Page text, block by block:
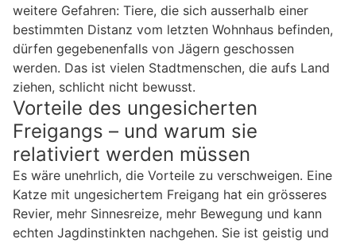
weitere Gefahren: Tiere, die sich ausserhalb einer
bestimmten Distanz vom letzten Wohnhaus befinden,
dürfen gegebenenfalls von Jägern geschossen
werden. Das ist vielen Stadtmenschen, die aufs Land
ziehen, schlicht nicht bewusst.
Vorteile des ungesicherten
Freigangs – und warum sie
relativiert werden müssen
Es wäre unehrlich, die Vorteile zu verschweigen. Eine
Katze mit ungesichertem Freigang hat ein grösseres
Revier, mehr Sinnesreize, mehr Bewegung und kann
echten Jagdinstinkten nachgehen. Sie ist geistig und